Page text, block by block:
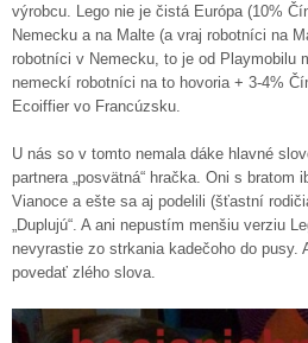
výrobcu. Lego nie je čistá Európa (10%
Nemecku a na Malte (a vraj robotníci na
robotníci v Nemecku, to je od Playmobilu
nemeckí robotníci na to hovoria + 3-4%
Ecoiffier vo Francúzsku.
U nás so v tomto nemala dáke hlavné
partnera „posvätná“ hračka. Oni s bratom
Vianoce a ešte sa aj podelili (šťastní
„Duplujú“. A ani nepustím menšiu verziu
nevyrastie zo strkania kadečoho do pusy.
povedať zlého slova.